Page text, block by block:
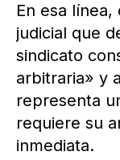
En esa
judicial que
sindicato
arbitraria» y
representa
requiere su
inmediata.